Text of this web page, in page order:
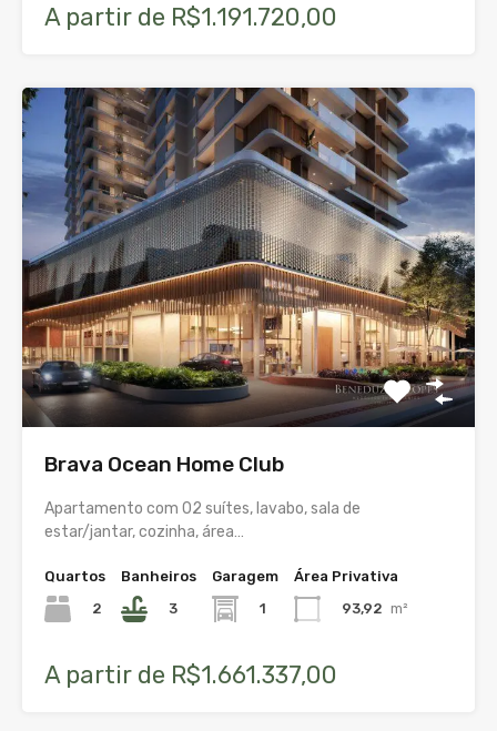
A partir de R$1.191.720,00
Brava Ocean Home Club
Apartamento com 02 suítes, lavabo, sala de
estar/jantar, cozinha, área…
Quartos
2
Banheiros
3
Garagem
1
Área Privativa
93,92 m²
A partir de R$1.661.337,00